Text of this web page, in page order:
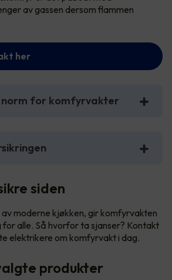
av gassen dersom flammen
her
norm for komfyrvakter
siden
moderne kjøkken, gir komfyrvakten
alle. Så hvorfor ta sjanser? Kontakt
elektrikere om komfyrvakt i dag.
produkter